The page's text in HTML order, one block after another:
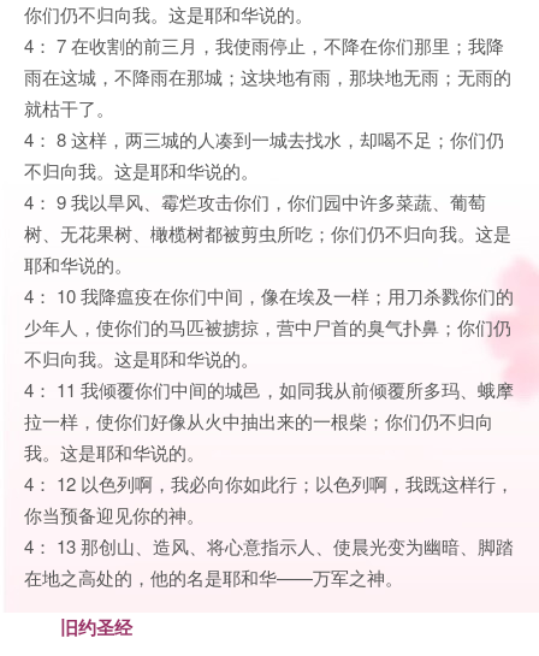
你们仍不归向我。这是耶和华说的。
4： 7 在收割的前三月，我使雨停止，不降在你们那里；我降
雨在这城，不降雨在那城；这块地有雨，那块地无雨；无雨的
就枯干了。
4： 8 这样，两三城的人凑到一城去找水，却喝不足；你们仍
不归向我。这是耶和华说的。
4： 9 我以旱风、霉烂攻击你们，你们园中许多菜蔬、葡萄
树、无花果树、橄榄树都被剪虫所吃；你们仍不归向我。这是
耶和华说的。
4： 10 我降瘟疫在你们中间，像在埃及一样；用刀杀戮你们的
少年人，使你们的马匹被掳掠，营中尸首的臭气扑鼻；你们仍
不归向我。这是耶和华说的。
4： 11 我倾覆你们中间的城邑，如同我从前倾覆所多玛、蛾摩
拉一样，使你们好像从火中抽出来的一根柴；你们仍不归向
我。这是耶和华说的。
4： 12 以色列啊，我必向你如此行；以色列啊，我既这样行，
你当预备迎见你的神。
4： 13 那创山、造风、将心意指示人、使晨光变为幽暗、脚踏
在地之高处的，他的名是耶和华——万军之神。
旧约圣经